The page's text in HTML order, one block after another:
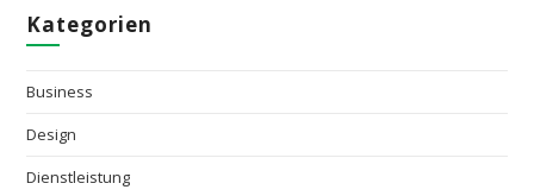
Kategorien
Business
Design
Dienstleistung